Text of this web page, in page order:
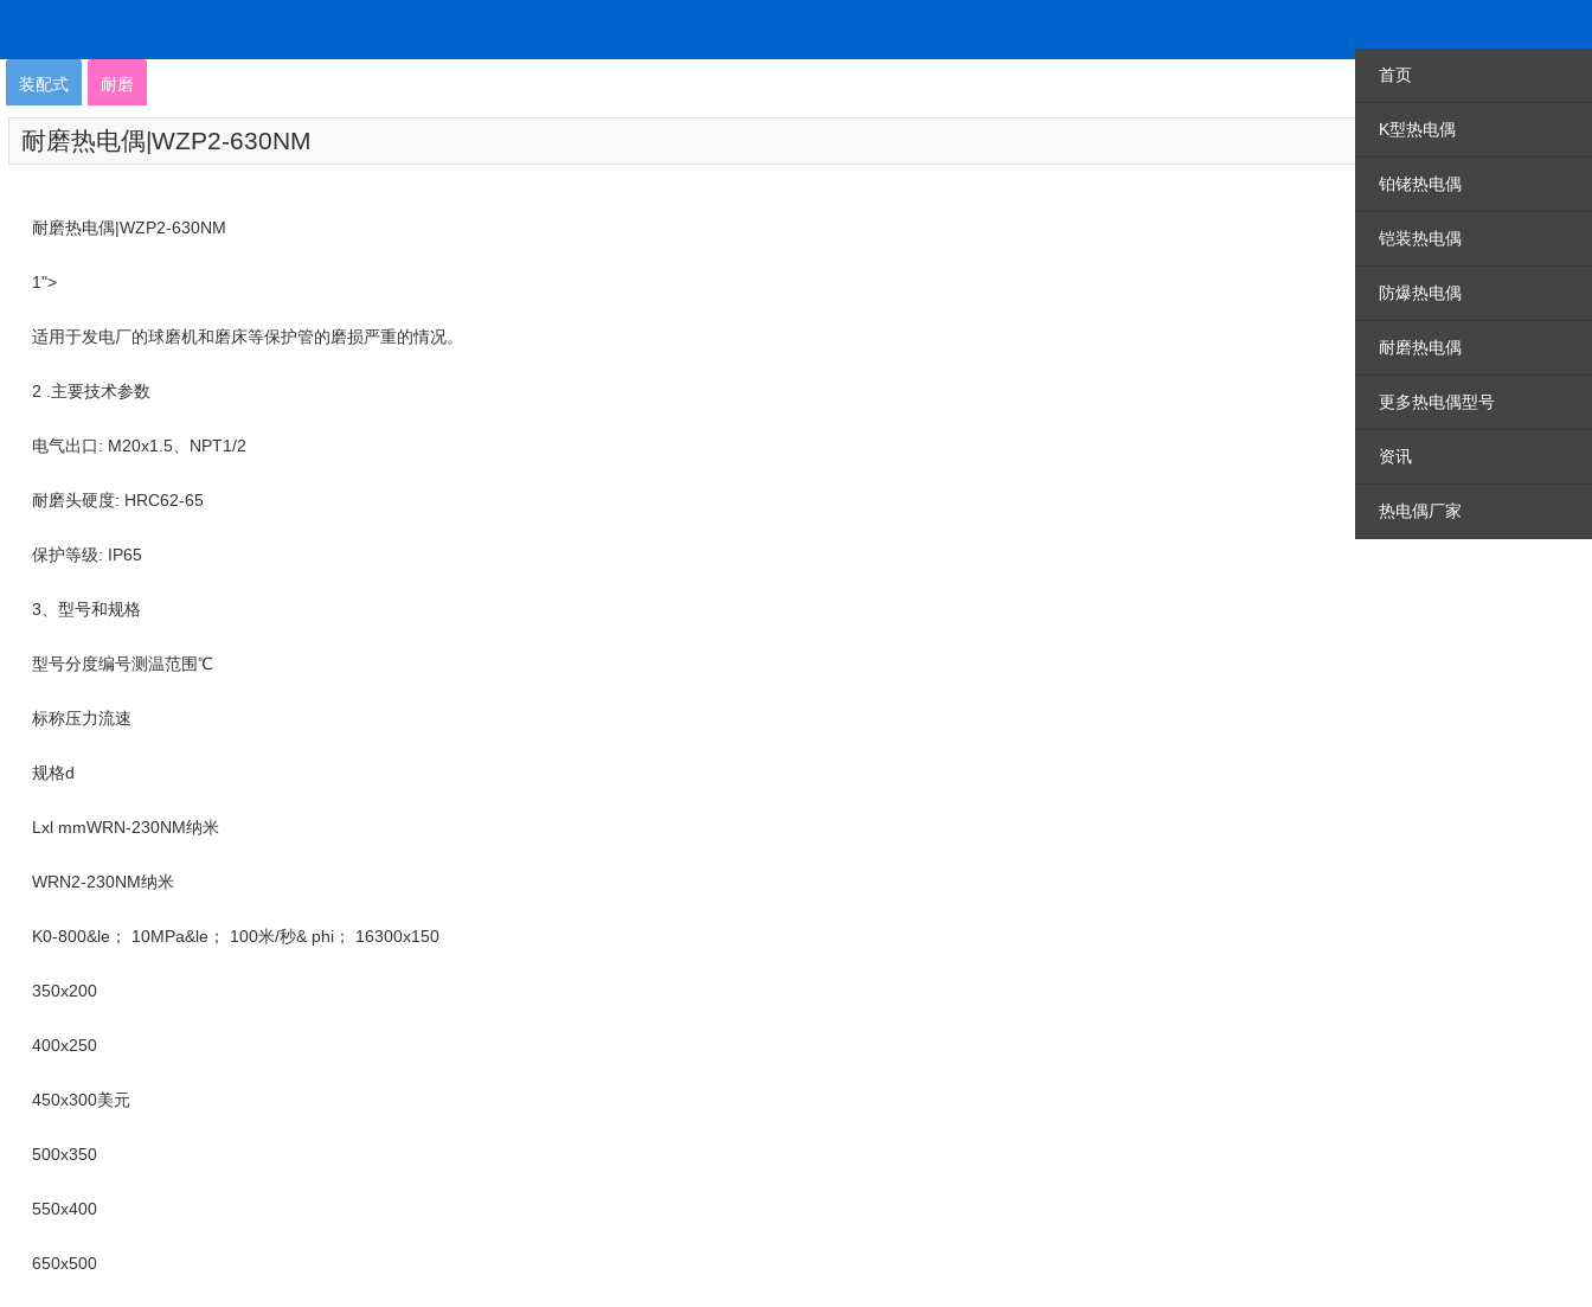
首页
K型热电偶
铂铑热电偶
铠装热电偶
防爆热电偶
耐磨热电偶
更多热电偶型号
资讯
热电偶厂家
装配式 耐磨
耐磨热电偶|WZP2-630NM
耐磨热电偶|WZP2-630NM
1">
适用于发电厂的球磨机和磨床等保护管的磨损严重的情况。
2 .主要技术参数
电气出口: M20x1.5、NPT1/2
耐磨头硬度: HRC62-65
保护等级: IP65
3、型号和规格
型号分度编号测温范围℃
标称压力流速
规格d
Lxl mmWRN-230NM纳米
WRN2-230NM纳米
K0-800&le； 10MPa&le； 100米/秒& phi； 16300x150
350x200
400x250
450x300美元
500x350
550x400
650x500